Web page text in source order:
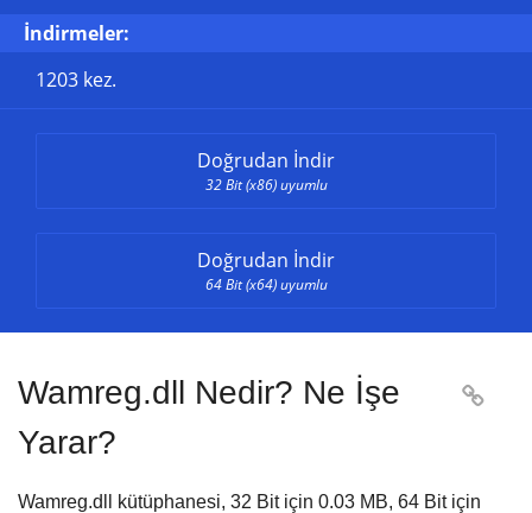
İndirmeler:
1203 kez.
Doğrudan İndir
32 Bit (x86) uyumlu
Doğrudan İndir
64 Bit (x64) uyumlu
Wamreg.dll Nedir? Ne İşe
Yarar?

Wamreg.dll kütüphanesi, 32 Bit için 0.03 MB, 64 Bit için